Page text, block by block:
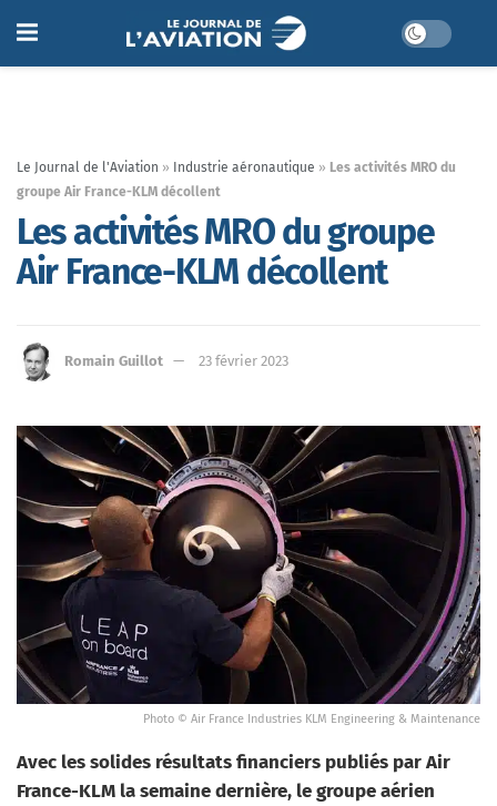
Le Journal de l'Aviation » Industrie aéronautique » Les activités MRO du
groupe Air France-KLM décollent
Les activités MRO du groupe
Air France-KLM décollent
Romain Guillot 23 février 2023
Photo © Air France Industries KLM Engineering & Maintenance
Avec les solides résultats financiers publiés par Air
France-KLM la semaine dernière, le groupe aérien